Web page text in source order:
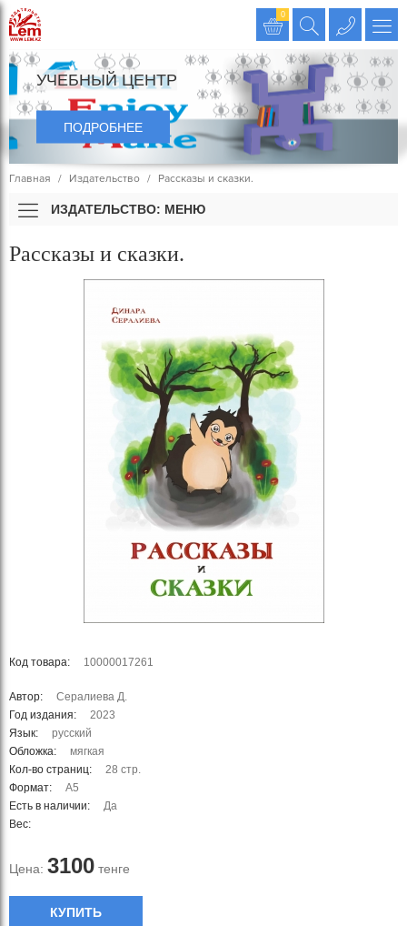
0
УЧЕБНЫЙ ЦЕНТР
ПОДРОБНЕЕ
Главная Издательство Рассказы и сказки.
ИЗДАТЕЛЬСТВО: МЕНЮ
Рассказы и сказки.
Код товара: 10000017261
Автор:
Сералиева Д.
Год издания:
2023
Язык:
русский
Обложка:
мягкая
Кол-во страниц:
28 стр.
Формат:
А5
Есть в наличии:
Да
Вес:
Цена: 3100 тенге
КУПИТЬ